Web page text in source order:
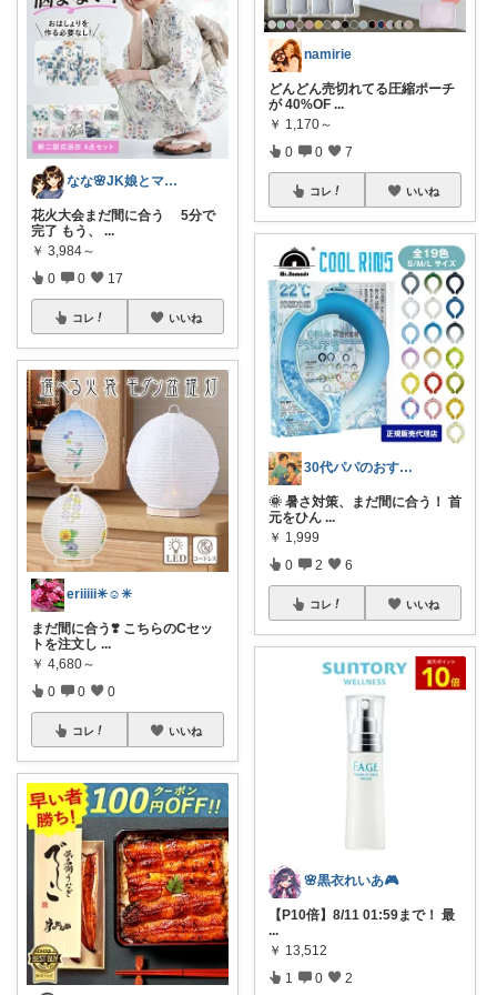
なな🌸JK娘とママの好きなもの
花火大会まだ間に合う 5分で
完了 もう、
...
￥ 3,984～
0 0 17
コレ いいね
eriiiii✳︎☺︎✳︎
まだ間に合う❣️ こちらのCセッ
トを注文し ...
￥ 4,680～
0 0 0
コレ いいね
namirie
どんどん売切れてる圧縮ポーチ
が 40%OF ...
￥ 1,170～
0 0 7
コレ いいね
30代パパのおすすめアイテム
🌞 暑さ対策、まだ間に合う！ 首
元をひん ...
￥ 1,999
0 2 6
コレ いいね
🌸黒衣れいあ🎮
【P10倍】8/11 01:59まで！ 最
...
￥ 13,512
1 0 2